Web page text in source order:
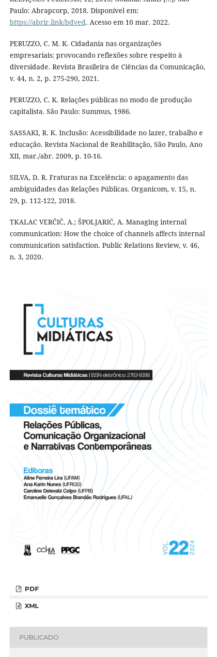
Paulo: Abrapcorp, 2018. Disponível em:
https://abrir.link/bdved. Acesso em 10 mar. 2022.
PERUZZO, C. M. K. Cidadania nas organizações
empresariais: provocando reflexões sobre respeito à
diversidade. Revista Brasileira de Ciências da Comunicação,
v. 44, n. 2, p. 275-290, 2021.
PERUZZO, C. K. Relações públicas no modo de produção
capitalista. São Paulo: Summus, 1986.
SASSAKI, R. K. Inclusão: Acessibilidade no lazer, trabalho e
educação. Revista Nacional de Reabilitação, São Paulo, Ano
XII, mar./abr. 2009, p. 10-16.
SILVA, D. R. Fraturas na Excelência: o apagamento das
ambiguidades das Relações Públicas. Organicom, v. 15, n.
29, p. 112-122, 2018.
TKALAC VERČIČ, A.; ŠPOLJARIĆ, A. Managing internal
communication: How the choice of channels affects internal
communication satisfaction. Public Relations Review, v. 46,
n. 3, 2020.
PDF
XML
PUBLICADO